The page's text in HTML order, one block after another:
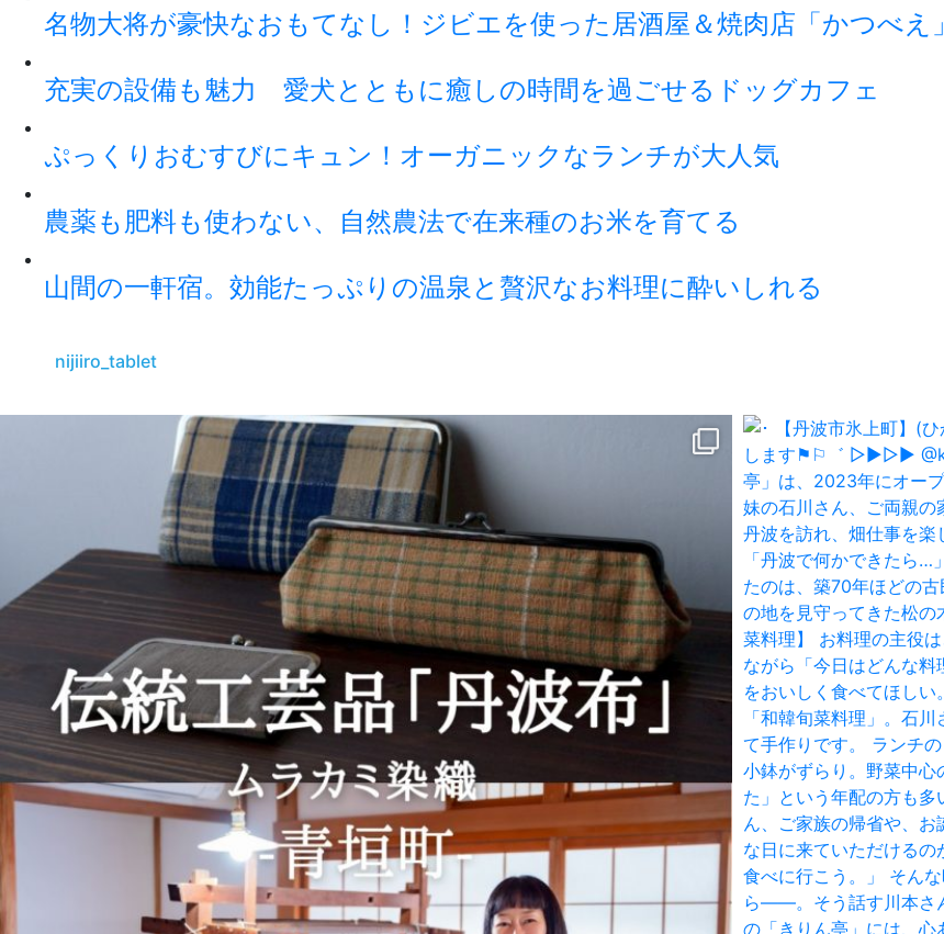
名物大将が豪快なおもてなし！ジビエを使った居酒屋＆焼肉店「かつべえ」
充実の設備も魅力 愛犬とともに癒しの時間を過ごせるドッグカフェ
ぷっくりおむすびにキュン！オーガニックなランチが大人気
農薬も肥料も使わない、自然農法で在来種のお米を育てる
山間の一軒宿。効能たっぷりの温泉と贅沢なお料理に酔いしれる
nijiiro_tablet